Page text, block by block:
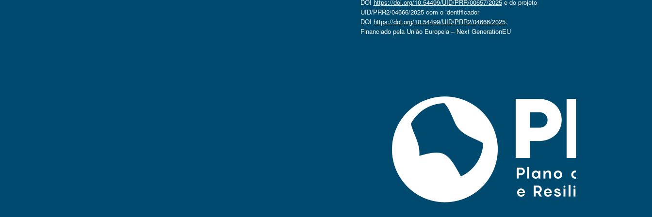
DOI https://doi.org/10.54499/UID/PRR/00657/2025e do projeto
UID/PRR2/04666/2025 com o identificador
DOI https://doi.org/10.54499/UID/PRR2/04666/2025.
Financiado pela União Europeia – Next GenerationEU